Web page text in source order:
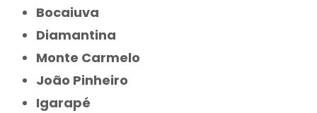
Bocaiuva
Diamantina
Monte Carmelo
João Pinheiro
Igarapé